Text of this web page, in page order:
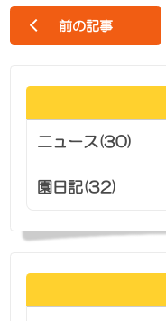
前の記事
ニュース(30)
園日記(32)